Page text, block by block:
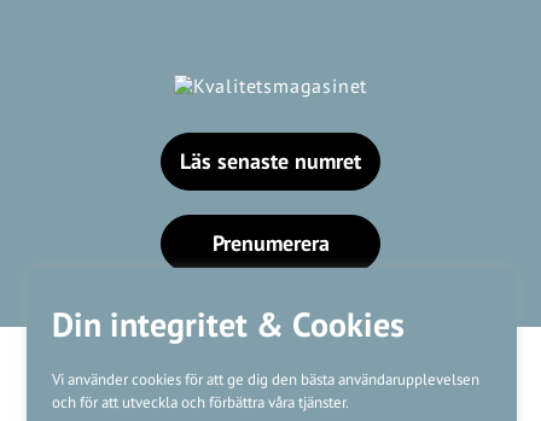
Din integritet & Cookies
Vi använder cookies för att ge dig den bästa användarupplevelsen
och för att utveckla och förbättra våra tjänster.
Läs senaste numret
Prenumerera